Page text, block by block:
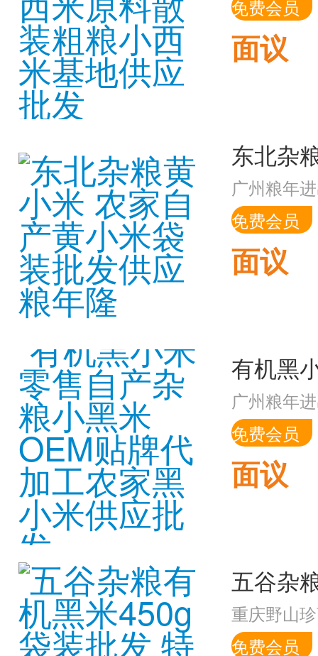
免费会员
面议
广州粮年
免费会员
面议
广州粮年
免费会员
面议
重庆野山
免费会员